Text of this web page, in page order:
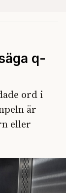
q-
ord i
är
eller